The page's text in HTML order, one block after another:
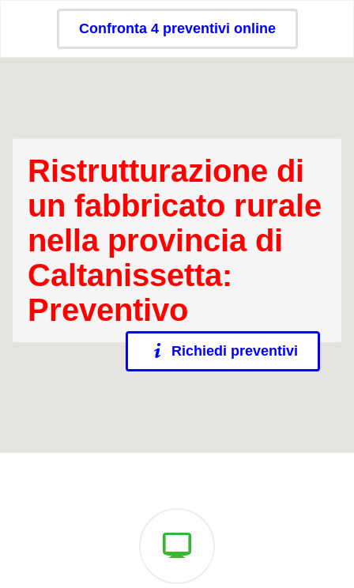
Confronta 4 preventivi online
Ristrutturazione di
un fabbricato rurale
nella provincia di
Caltanissetta:
Preventivo
Richiedi preventivi